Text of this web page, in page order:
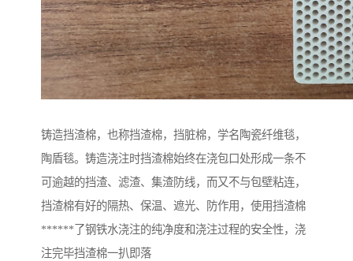
铸造挡渣棉，也称挡渣棉，挡脏棉，学名陶瓷纤维毯，
陶盾毯。铸造浇注时挡渣棉始终在浇包口处形成一条不
可逾越的挡渣、滤渣、集渣防线，而又不与包壁粘连，
挡渣棉有好的隔热、保温、遮光、防作用，使用挡渣棉
******了钢铁水浇注的纯净度和浇注过程的安全性，浇
注完毕挡渣棉一扒即落